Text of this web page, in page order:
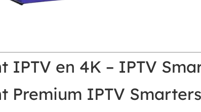
IPTV en 4K – IPTV
Premium IPTV